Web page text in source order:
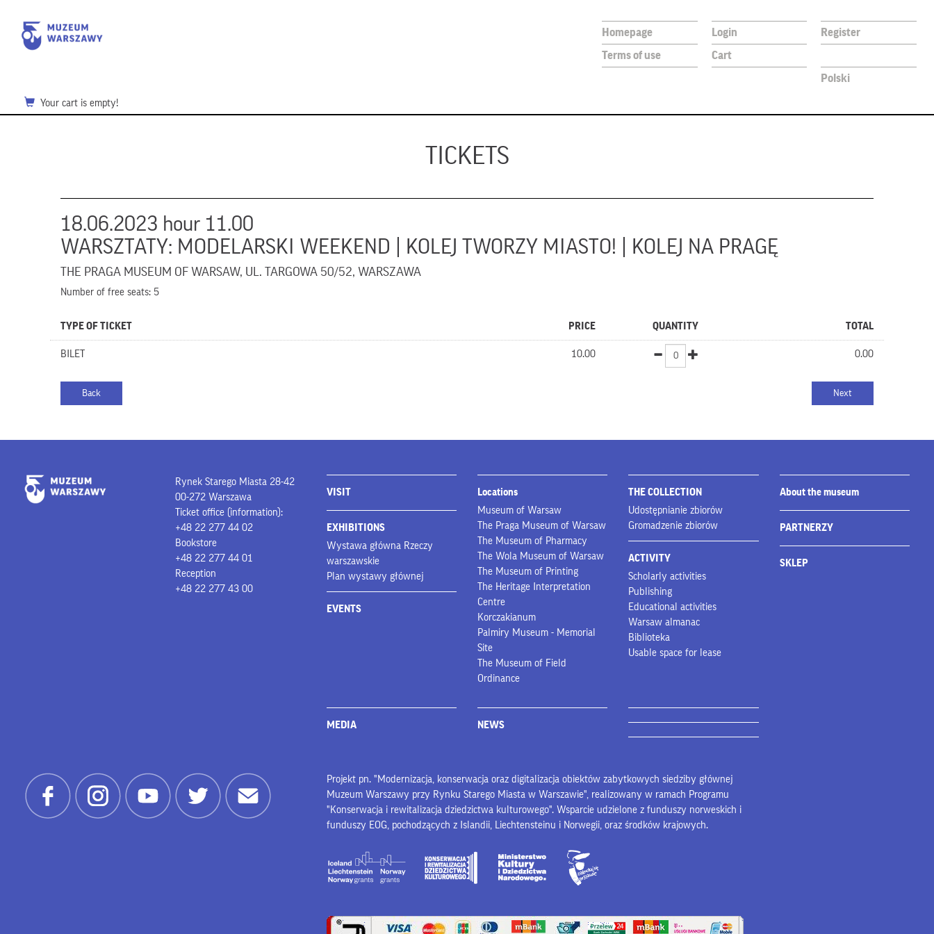
Homepage Login
Register
Terms of use
Cart
Polski
Your cart is empty!
TICKETS
18.06.2023 hour 11.00
WARSZTATY: MODELARSKI WEEKEND | KOLEJ TWORZY MIASTO! | KOLEJ NA PRAGĘ
THE PRAGA MUSEUM OF WARSAW, UL. TARGOWA 50/52, WARSZAWA
Number of free seats: 5
TYPE OF TICKET PRICE QUANTITY TOTAL
BILET 10.00 0.00
Rynek Starego Miasta 28-42
00-272 Warszawa
Ticket office (information):
+48 22 277 44 02
Bookstore
+48 22 277 44 01
Reception
+48 22 277 43 00
VISIT
EXHIBITIONS
Wystawa główna Rzeczy
warszawskie
Plan wystawy głównej
EVENTS
Locations
Museum of Warsaw
The Praga Museum of Warsaw
The Museum of Pharmacy
The Wola Museum of Warsaw
The Museum of Printing
The Heritage Interpretation
Centre
Korczakianum
Palmiry Museum - Memorial
Site
The Museum of Field
Ordinance
THE COLLECTION
Udostępnianie zbiorów
Gromadzenie zbiorów
ACTIVITY
Scholarly activities
Publishing
Educational activities
Warsaw almanac
Biblioteka
Usable space for lease
About the museum
PARTNERZY
SKLEP
MEDIA NEWS
Projekt pn. "Modernizacja, konserwacja oraz digitalizacja obiektów zabytkowych siedziby głównej
Muzeum Warszawy przy Rynku Starego Miasta w Warszawie", realizowany w ramach Programu
"Konserwacja i rewitalizacja dziedzictwa kulturowego". Wsparcie udzielone z funduszy norweskich i
funduszy EOG, pochodzących z Islandii, Liechtensteinu i Norwegii, oraz środków krajowych.